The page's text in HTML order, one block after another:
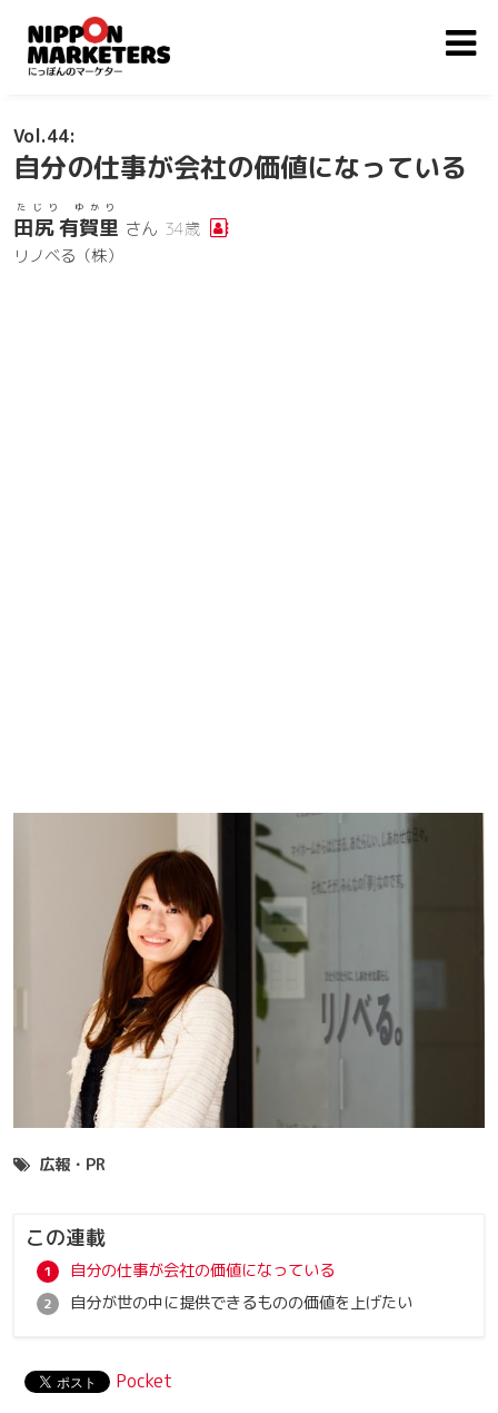
44
自分の仕事が会社の価値になっている
田尻 有賀里
たじり ゆかり
さん 34歳
リノベる（株）
広報・PR
この連載
自分の仕事が会社の価値になっている
自分が世の中に提供できるものの価値を上げたい
Pocket